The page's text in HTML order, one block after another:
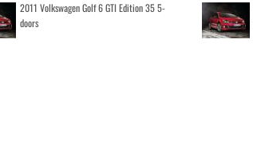
2011 Volkswagen Golf 6 GTI Edition 35 5-
doors